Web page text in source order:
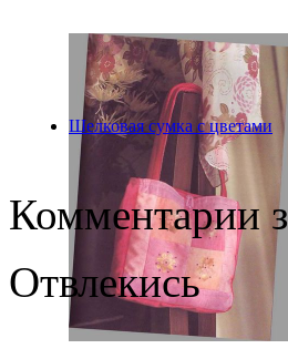
Шелковая сумка с цветами
Комментарии
Отвлекись